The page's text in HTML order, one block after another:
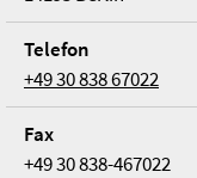
Telefon
+49 30 838 67022
Fax
+49 30 838-467022